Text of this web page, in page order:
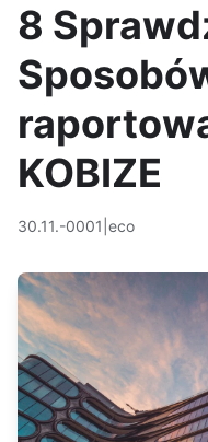
8
KOBIZE
30.11.-0001 eco